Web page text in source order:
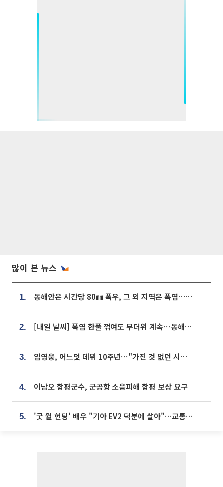
많이 본 뉴스
1. 동해안은 시간당 80㎜ 폭우, 그 외 지역은 폭염…‘극과 극 날씨’
2. [내일 날씨] 폭염 한풀 꺾여도 무더위 계속⋯동해안 이틀 연속 비
3. 임영웅, 어느덧 데뷔 10주년⋯"가진 것 없던 시절, 내 앞엔 20명의 팬뿐"
4. 이남오 함평군수, 군공항 소음피해 함평 보상 요구
5. '굿 윌 헌팅' 배우 "기아 EV2 덕분에 살아"…교통사고 후 안전성 극찬